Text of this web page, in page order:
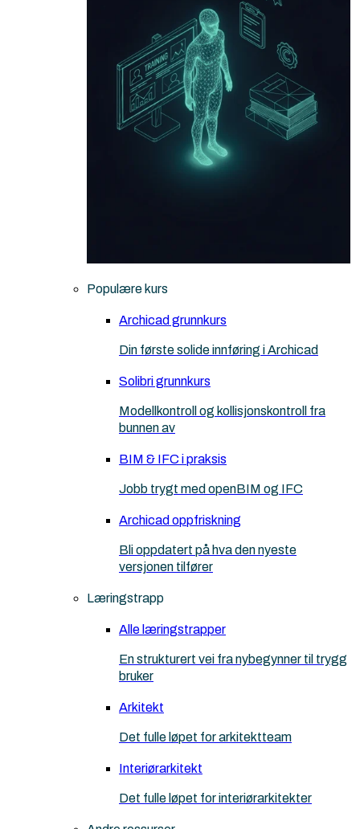
Populære kurs
Archicad grunnkurs
Din første solide innføring i Archicad
Solibri grunnkurs
Modellkontroll og kollisjonskontroll fra
bunnen av
BIM & IFC i praksis
Jobb trygt med openBIM og IFC
Archicad oppfriskning
Bli oppdatert på hva den nyeste
versjonen tilfører
Læringstrapp
Alle læringstrapper
En strukturert vei fra nybegynner til trygg
bruker
Arkitekt
Det fulle løpet for arkitektteam
Interiørarkitekt
Det fulle løpet for interiørarkitekter